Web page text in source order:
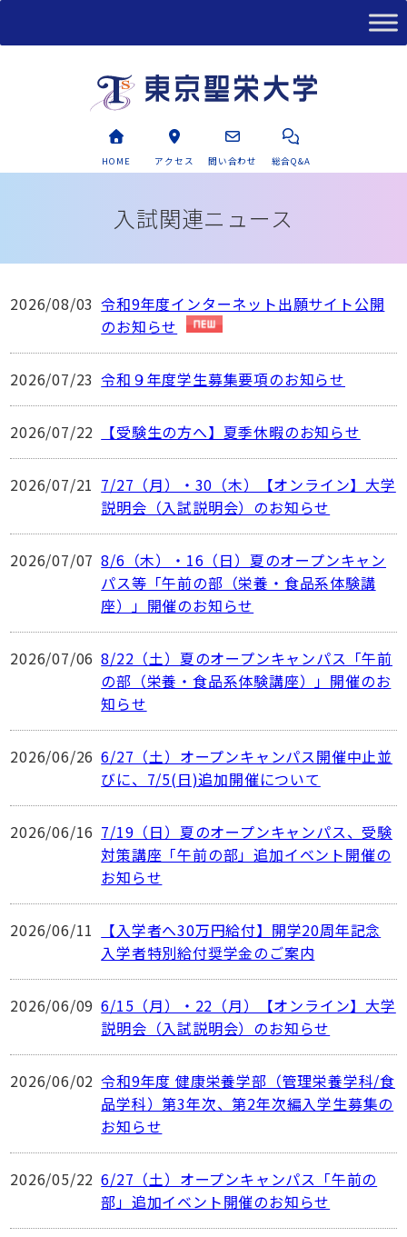
HOME アクセス 問い合わせ 総合Q&A
入試関連ニュース
2026/08/03 令和9年度インターネット出願サイト公開
のお知らせ
2026/07/23 令和９年度学生募集要項のお知らせ
2026/07/22 【受験生の方へ】夏季休暇のお知らせ
2026/07/21 7/27（月）・30（木）【オンライン】大学
説明会（入試説明会）のお知らせ
2026/07/07 8/6（木）・16（日）夏のオープンキャン
パス等「午前の部（栄養・食品系体験講
座）」開催のお知らせ
2026/07/06 8/22（土）夏のオープンキャンパス「午前
の部（栄養・食品系体験講座）」開催のお
知らせ
2026/06/26 6/27（土）オープンキャンパス開催中止並
びに、7/5(日)追加開催について
2026/06/16 7/19（日）夏のオープンキャンパス、受験
対策講座「午前の部」追加イベント開催の
お知らせ
2026/06/11
【入学者へ30万円給付】開学20周年記念
入学者特別給付奨学金のご案内
2026/06/09 6/15（月）・22（月）【オンライン】大学
説明会（入試説明会）のお知らせ
2026/06/02 令和9年度 健康栄養学部（管理栄養学科/食
品学科）第3年次、第2年次編入学生募集の
お知らせ
2026/05/22 6/27（土）オープンキャンパス「午前の
部」追加イベント開催のお知らせ